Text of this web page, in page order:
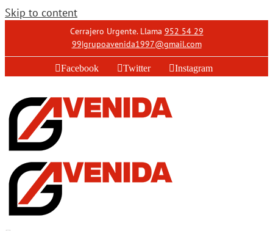
Skip to content
Cerrajero Urgente. Llama 952 54 29
99|grupoavenida1997@gmail.com
Facebook Twitter Instagram